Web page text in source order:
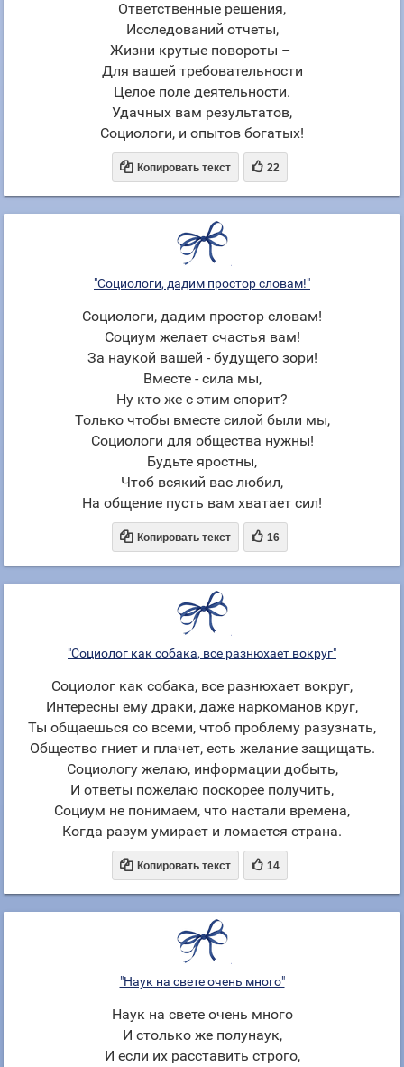
Ответственные решения,
Исследований отчеты,
Жизни крутые повороты –
Для вашей требовательности
Целое поле деятельности.
Удачных вам результатов,
Социологи, и опытов богатых!
 Копировать текст  22
"Социологи, дадим простор словам!"
Социологи, дадим простор словам!
Социум желает счастья вам!
За наукой вашей - будущего зори!
Вместе - сила мы,
Ну кто же с этим спорит?
Только чтобы вместе силой были мы,
Социологи для общества нужны!
Будьте яростны,
Чтоб всякий вас любил,
На общение пусть вам хватает сил!
 Копировать текст  16
"Социолог как собака, все разнюхает вокруг"
Социолог как собака, все разнюхает вокруг,
Интересны ему драки, даже наркоманов круг,
Ты общаешься со всеми, чтоб проблему разузнать,
Общество гниет и плачет, есть желание защищать.
Социологу желаю, информации добыть,
И ответы пожелаю поскорее получить,
Социум не понимаем, что настали времена,
Когда разум умирает и ломается страна.
 Копировать текст  14
"Наук на свете очень много"
Наук на свете очень много
И столько же полунаук,
И если их расставить строго,